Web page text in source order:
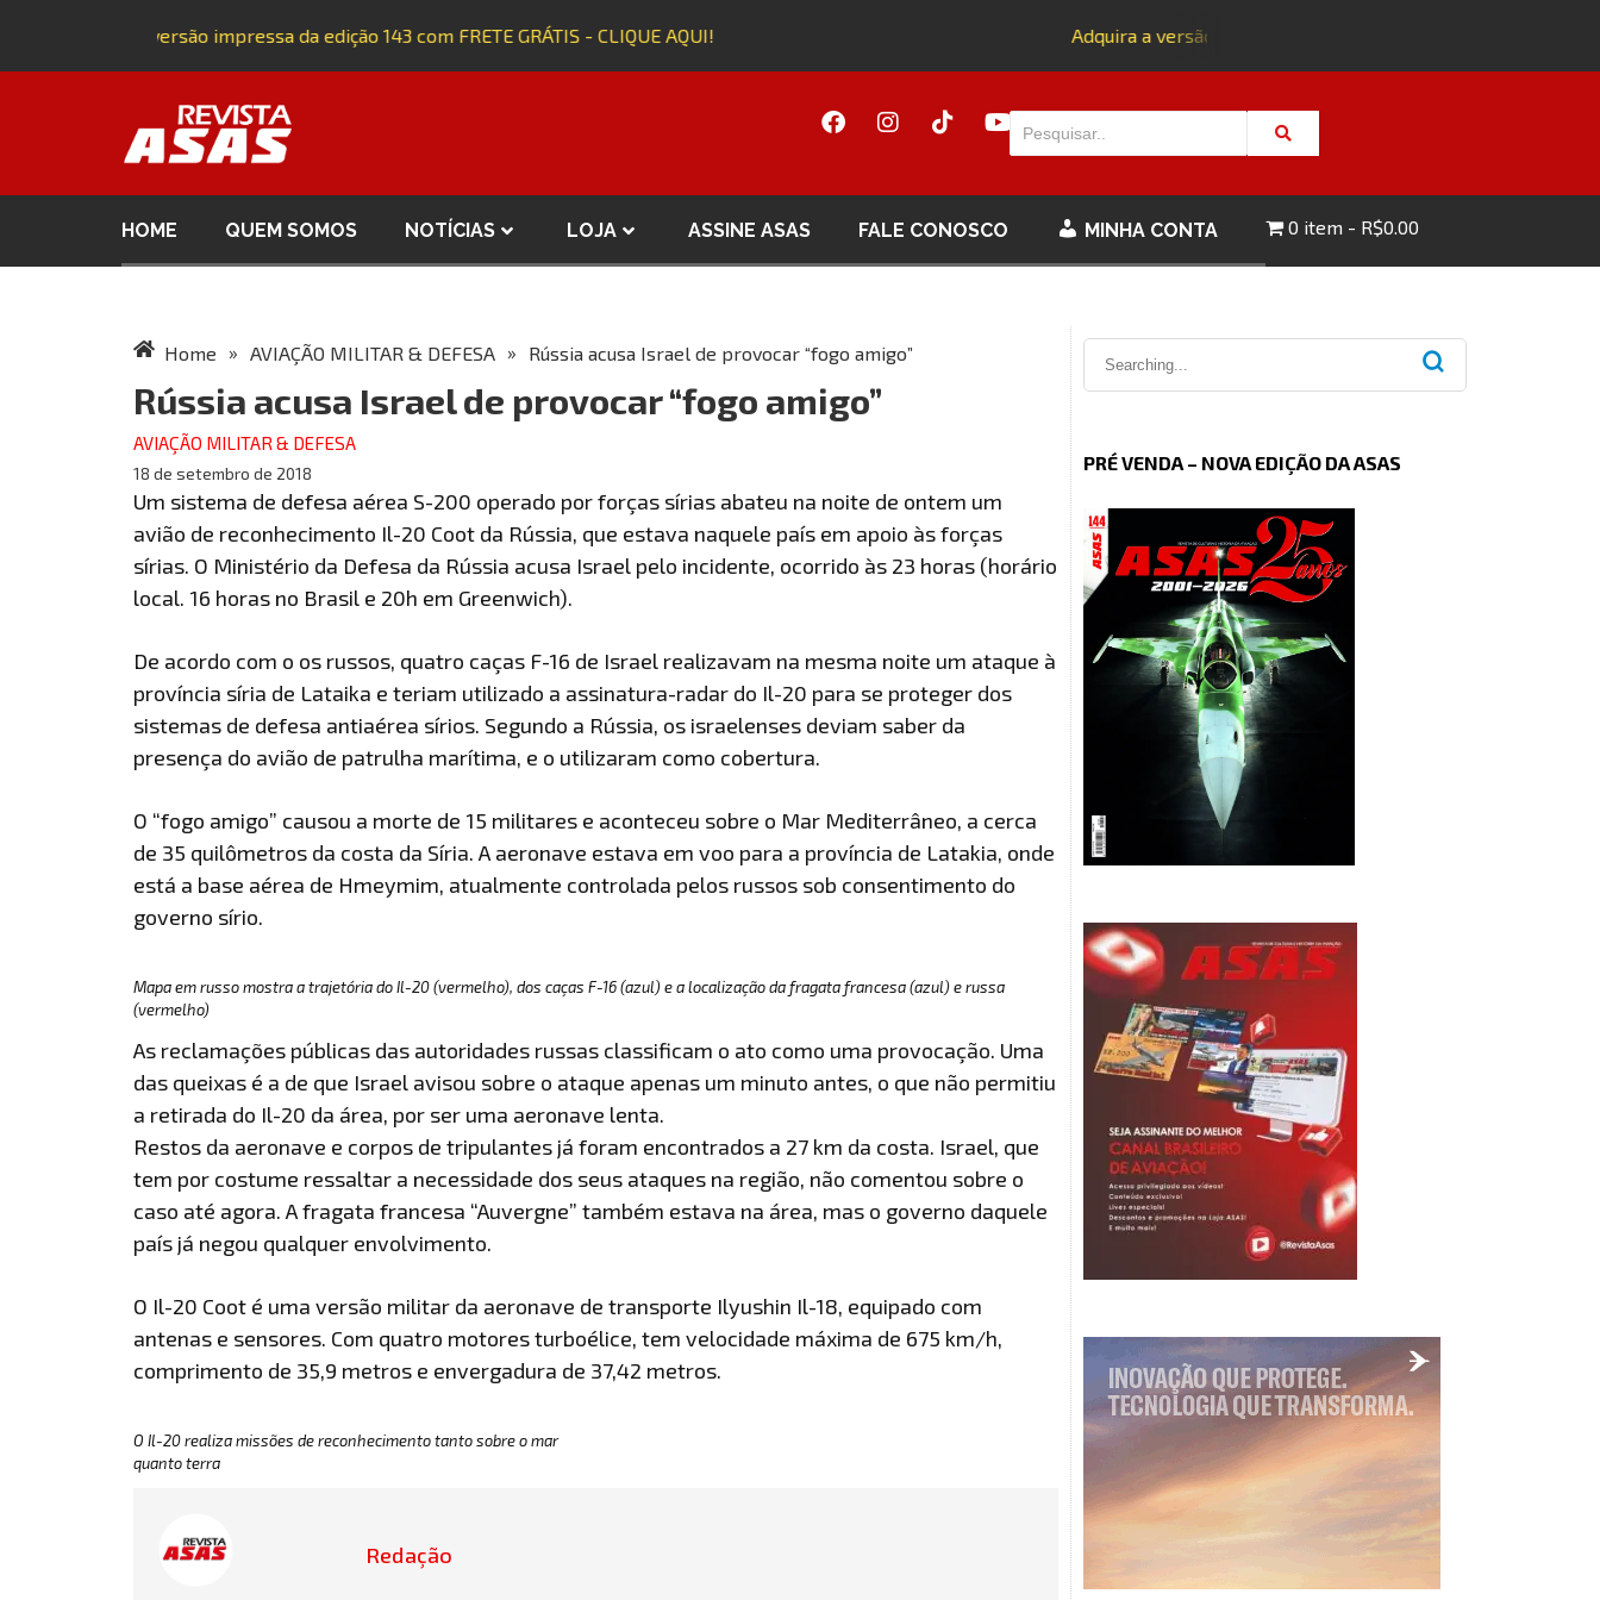
Adquira a versão impressa da edição 143 com FRETE GRÁTIS - CLIQUE AQUI! Adquira a versão impressa da edição 143 com FRETE GRÁTIS -
HOME QUEM SOMOS NOTÍCIAS LOJA ASSINE ASAS FALE CONOSCO MINHA CONTA 0 item R$0.00
Home » AVIAÇÃO MILITAR & DEFESA » Rússia acusa Israel de provocar “fogo amigo”
Rússia acusa Israel de provocar “fogo amigo”
AVIAÇÃO MILITAR & DEFESA
18 de setembro de 2018
Um sistema de defesa aérea S-200 operado por forças sírias abateu na noite de ontem um
avião de reconhecimento Il-20 Coot da Rússia, que estava naquele país em apoio às forças
sírias. O Ministério da Defesa da Rússia acusa Israel pelo incidente, ocorrido às 23 horas (horário
local. 16 horas no Brasil e 20h em Greenwich).
De acordo com o os russos, quatro caças F-16 de Israel realizavam na mesma noite um ataque à
província síria de Lataika e teriam utilizado a assinatura-radar do Il-20 para se proteger dos
sistemas de defesa antiaérea sírios. Segundo a Rússia, os israelenses deviam saber da
presença do avião de patrulha marítima, e o utilizaram como cobertura.
O “fogo amigo” causou a morte de 15 militares e aconteceu sobre o Mar Mediterrâneo, a cerca
de 35 quilômetros da costa da Síria. A aeronave estava em voo para a província de Latakia, onde
está a base aérea de Hmeymim, atualmente controlada pelos russos sob consentimento do
governo sírio.
Mapa em russo mostra a trajetória do Il-20 (vermelho), dos caças F-16 (azul) e a localização da fragata francesa (azul) e russa
(vermelho)
As reclamações públicas das autoridades russas classificam o ato como uma provocação. Uma
das queixas é a de que Israel avisou sobre o ataque apenas um minuto antes, o que não permitiu
a retirada do Il-20 da área, por ser uma aeronave lenta.
Restos da aeronave e corpos de tripulantes já foram encontrados a 27 km da costa. Israel, que
tem por costume ressaltar a necessidade dos seus ataques na região, não comentou sobre o
caso até agora. A fragata francesa “Auvergne” também estava na área, mas o governo daquele
país já negou qualquer envolvimento.
O Il-20 Coot é uma versão militar da aeronave de transporte Ilyushin Il-18, equipado com
antenas e sensores. Com quatro motores turboélice, tem velocidade máxima de 675 km/h,
comprimento de 35,9 metros e envergadura de 37,42 metros.
O Il-20 realiza missões de reconhecimento tanto sobre o mar
quanto terra
Redação
PRÉ VENDA – NOVA EDIÇÃO DA ASAS